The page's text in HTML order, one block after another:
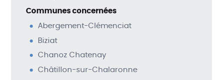
Communes concernées
Abergement-Clémenciat
Biziat
Chanoz Chatenay
Châtillon-sur-Chalaronne